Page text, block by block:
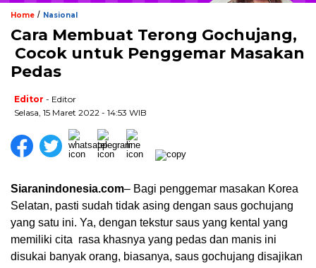
Home / Nasional
Cara Membuat Terong Gochujang,
Cocok untuk Penggemar Masakan
Pedas
Editor - Editor
Selasa, 15 Maret 2022 - 14:53 WIB
Siaranindonesia.com– Bagi penggemar masakan Korea
Selatan, pasti sudah tidak asing dengan saus gochujang
yang satu ini. Ya, dengan tekstur saus yang kental yang
memiliki cita rasa khasnya yang pedas dan manis ini
disukai banyak orang, biasanya, saus gochujang disajikan